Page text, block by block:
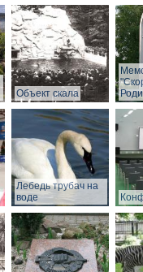
Объект скала
Лебедь трубач на
воде